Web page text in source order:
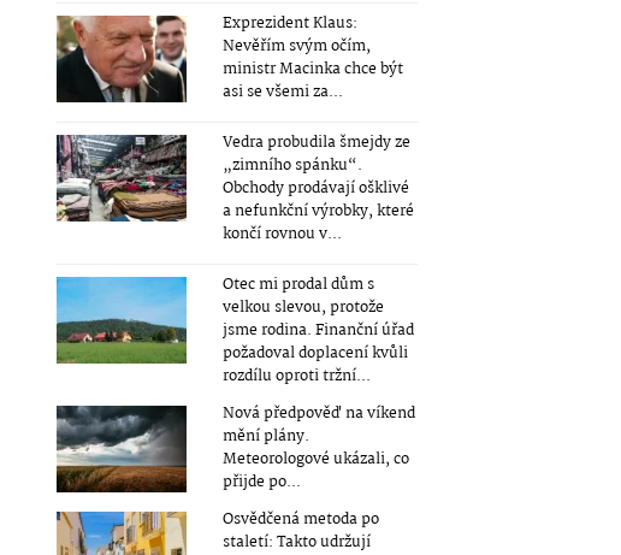
Exprezident Klaus:
Nevěřím svým očím,
ministr Macinka chce být
asi se všemi za...
Vedra probudila šmejdy ze
„zimního spánku“.
Obchody prodávají ošklivé
a nefunkční výrobky, které
končí rovnou v...
Otec mi prodal dům s
velkou slevou, protože
jsme rodina. Finanční úřad
požadoval doplacení kvůli
rozdílu oproti tržní...
Nová předpověď na víkend
mění plány.
Meteorologové ukázali, co
přijde po...
Osvědčená metoda po
staletí: Takto udržují